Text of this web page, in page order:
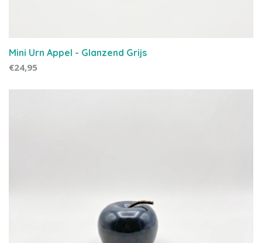
Mini Urn Appel - Glanzend Grijs
€24,95